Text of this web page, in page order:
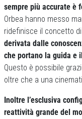
sempre più accurate è
Orbea hanno messo
ridefinisce il concetto
derivata dalle
che portano la guida e
Questo è possibile
oltre che a una
Inoltre l’esclusiva
reattività grande del